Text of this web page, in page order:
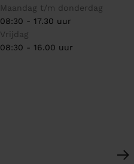
Maandag t/m donderdag
08:30 - 17.30 uur
Vrijdag
08:30 - 16.00 uur